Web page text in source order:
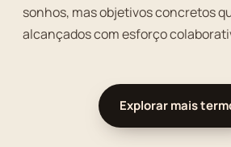
sonhos, mas objetivos concretos
alcançados com esforço
Explorar mais